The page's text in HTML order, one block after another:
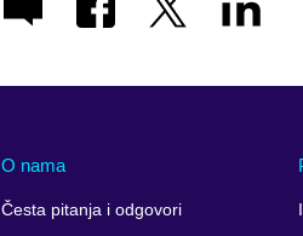
O nama
Česta pitanja i odgovori